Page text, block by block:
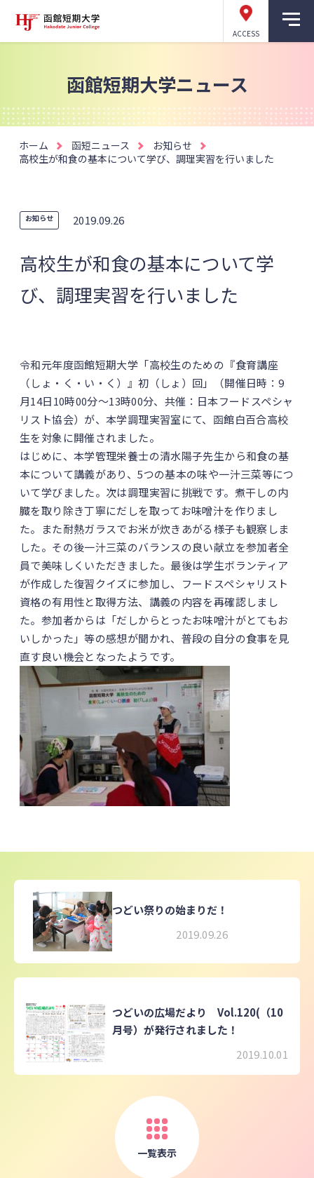
ACCESS
函館短期大学ニュース
ホーム 函短ニュース
お知らせ
高校生が和食の基本について学び、調理実習を行いました
お知らせ 2019.09.26
高校生が和食の基本について学
び、調理実習を行いました
令和元年度函館短期大学「高校生のための『食育講座
（しょ・く・い・く）』初（しょ）回」（開催日時：9
月14日10時00分～13時00分、共催：日本フードスペシャ
リスト協会）が、本学調理実習室にて、函館白百合高校
生を対象に開催されました。
はじめに、本学管理栄養士の清水陽子先生から和食の基
本について講義があり、5つの基本の味や一汁三菜等につ
いて学びました。次は調理実習に挑戦です。煮干しの内
臓を取り除き丁寧にだしを取ってお味噌汁を作りまし
た。また耐熱ガラスでお米が炊きあがる様子も観察しま
した。その後一汁三菜のバランスの良い献立を参加者全
員で美味しくいただきました。最後は学生ボランティア
が作成した復習クイズに参加し、フードスペシャリスト
資格の有用性と取得方法、講義の内容を再確認しまし
た。参加者からは「だしからとったお味噌汁がとてもお
いしかった」等の感想が聞かれ、普段の自分の食事を見
直す良い機会となったようです。
つどい祭りの始まりだ！
2019.09.26
つどいの広場だより Vol.120(（10
月号）が発行されました！
2019.10.01
一覧表示